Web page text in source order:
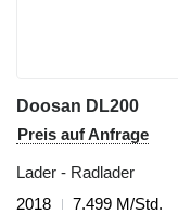
Doosan DL200
Preis auf Anfrage
Lader - Radlader
2018
7.499 M/Std.